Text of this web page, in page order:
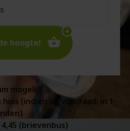
hoogte!
mogelijk
(indien op voorraad: in 1-
(brievenbus)